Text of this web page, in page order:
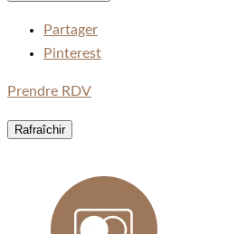
Partager
Pinterest
Prendre RDV